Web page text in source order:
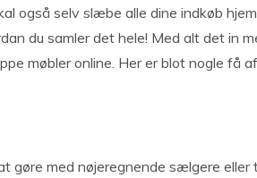
også selv slæbe alle dine indkøb
du samler det hele! Med alt det in
møbler online. Her er blot nogle få
gøre med nøjeregnende sælgere